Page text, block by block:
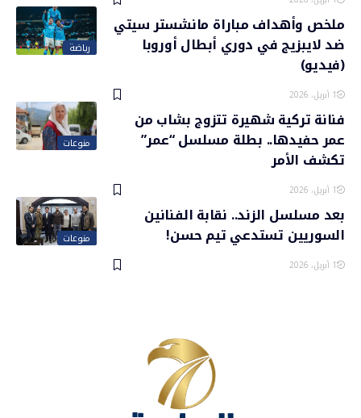
رياضة
ملخص وأهداف مباراة مانشستر سيتي
ضد لايبزيج في دوري أبطال أوروبا
(فيديو)
1 أبريل، 2026
منوعات
فنانة تركية شهيرة تتزوج بشاب من
عمر حفيدها.. بطلة مسلسل “عمر”
تكشف الأمر
1 أبريل، 2026
منوعات
بعد مسلسل الزند.. نقابة الفنانين
السوريين تستدعي تيم حسن!
1 أبريل، 2026